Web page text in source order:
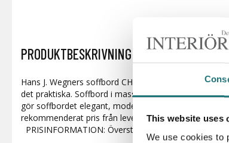
This website uses
We use cookies to
PRODUKTBESKRIVNING
Hans J. Wegners soffbord CH011 från Carl Hansen &
det praktiska. Soffbord i massivt vitoljad ek. Mjuka
gör soffbordet elegant, modernt och stilfullt.
rekommenderat pris från leverantören
PRISINFORMATION: Överstruket pris är ett